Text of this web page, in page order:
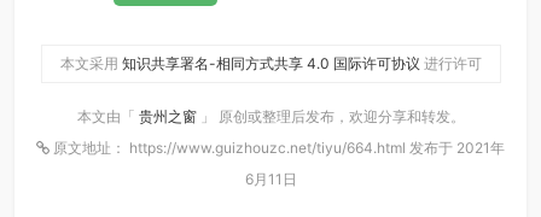
本文采用 知识共享署名-相同方式共享 4.0 国际许可协议 进行许可
本文由「 贵州之窗 」 原创或整理后发布，欢迎分享和转发。
原文地址： https://www.guizhouzc.net/tiyu/664.html 发布于 2021年
6月11日